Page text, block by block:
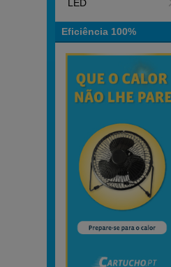
LED
Eficiência 100%